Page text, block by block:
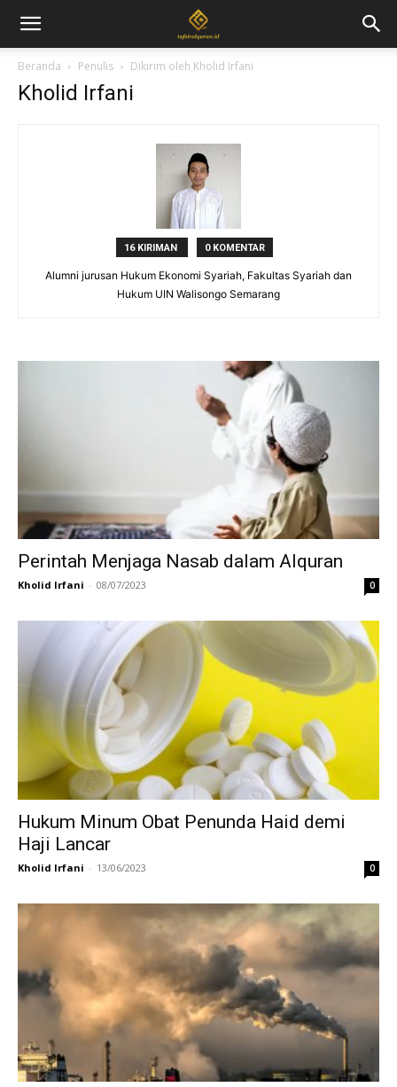
Beranda Penulis Dikirim oleh Kholid Irfani
Kholid Irfani
16 KIRIMAN 0 KOMENTAR
Alumni jurusan Hukum Ekonomi Syariah, Fakultas Syariah dan
Hukum UIN Walisongo Semarang
Perintah Menjaga Nasab dalam Alquran
Kholid Irfani - 08/07/2023 0
Hukum Minum Obat Penunda Haid demi
Haji Lancar
Kholid Irfani - 13/06/2023 0